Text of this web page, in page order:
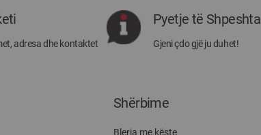
rreth
Megatek:
adresa dhe kontaktet
Pyetje të Shpeshta
Gjeni çdo gjë ju duhet!
Shërbime
Blerja me këste